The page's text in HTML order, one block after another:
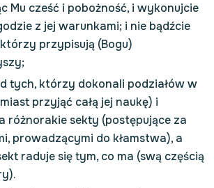
Mu cześć i pobożność, i wykonujcie
z jej warunkami; i nie bądźcie
przypisują (Bogu)
tych, którzy dokonali podziałów w
przyjąć całą jej naukę) i
różnorakie sekty (postępujące za
prowadzącymi do kłamstwa), a
raduje się tym, co ma (swą częścią